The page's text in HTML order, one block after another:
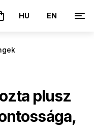
üres
HU EN
plusz